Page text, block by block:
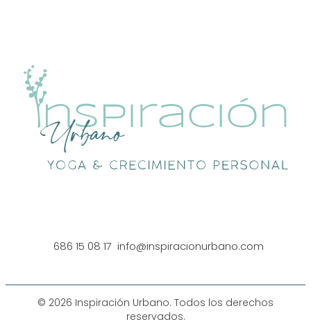
686 15 08 17 info@inspiracionurbano.com
© 2026 Inspiración Urbano. Todos los derechos
reservados.